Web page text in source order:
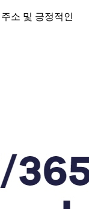
소 및 긍정적인